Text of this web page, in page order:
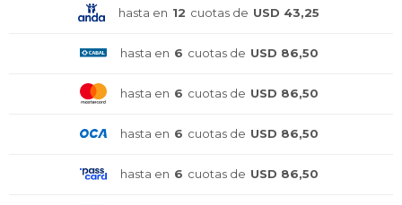
hasta en 12 cuotas de USD 43,25
hasta en 6 cuotas de USD 86,50
hasta en 6 cuotas de USD 86,50
hasta en 6 cuotas de USD 86,50
hasta en 6 cuotas de USD 86,50